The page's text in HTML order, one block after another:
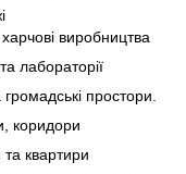
виробництва
лабораторії
простори.
коридори
квартири